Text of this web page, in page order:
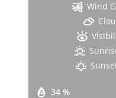
34 %
Wind